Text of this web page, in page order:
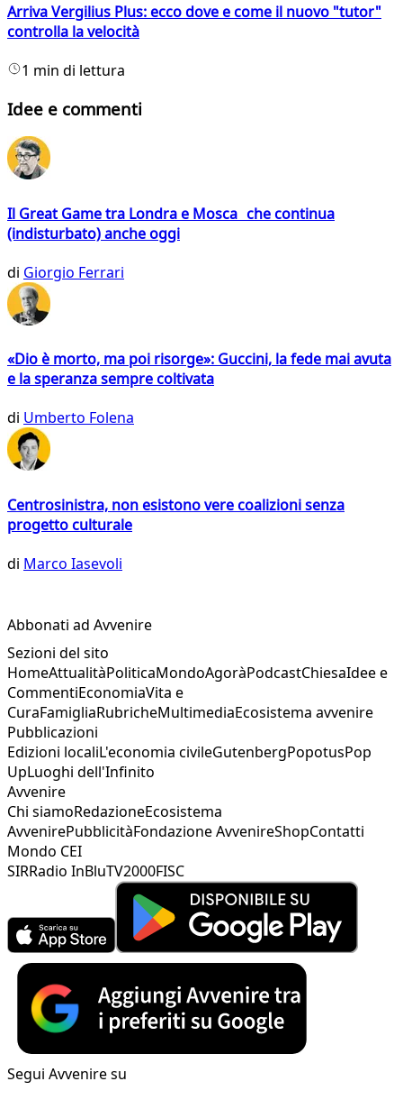
Arriva Vergilius Plus: ecco dove e come il nuovo "tutor"
controlla la velocità
1 min di lettura
Idee e commenti
Il Great Game tra Londra e Mosca che continua
(indisturbato) anche oggi
di Giorgio Ferrari
«Dio è morto, ma poi risorge»: Guccini, la fede mai avuta
e la speranza sempre coltivata
di Umberto Folena
Centrosinistra, non esistono vere coalizioni senza
progetto culturale
di Marco Iasevoli
Abbonati ad Avvenire
Sezioni del sito
HomeAttualitàPoliticaMondoAgoràPodcastChiesaIdee e
CommentiEconomiaVita e
CuraFamigliaRubricheMultimediaEcosistema avvenire
Pubblicazioni
Edizioni localiL'economia civileGutenbergPopotusPop
UpLuoghi dell'Infinito
Avvenire
Chi siamoRedazioneEcosistema
AvvenirePubblicitàFondazione AvvenireShopContatti
Mondo CEI
SIRRadio InBluTV2000FISC
Segui Avvenire su